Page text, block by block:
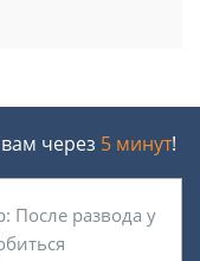
через 5 минут!